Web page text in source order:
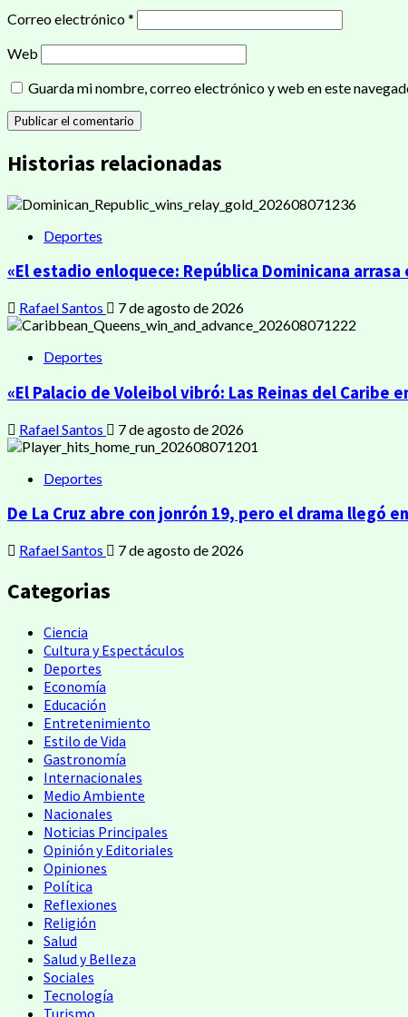
Correo electrónico*
Web
Guarda mi nombre, correo electrónico y web en este
Historias relacionadas
Deportes
«El estadio enloquece: República Dominicana
Rafael Santos 7 de agosto de 2026
Deportes
«El Palacio de Voleibol vibró: Las Reinas del Caribe
Rafael Santos 7 de agosto de 2026
Deportes
De La Cruz abre con jonrón 19, pero el drama llegó
Rafael Santos 7 de agosto de 2026
Categorias
Ciencia
Cultura y Espectáculos
Deportes
Economía
Educación
Entretenimiento
Estilo de Vida
Gastronomía
Internacionales
Medio Ambiente
Nacionales
Noticias Principales
Opinión y Editoriales
Opiniones
Política
Reflexiones
Religión
Salud
Salud y Belleza
Sociales
Tecnología
Turismo